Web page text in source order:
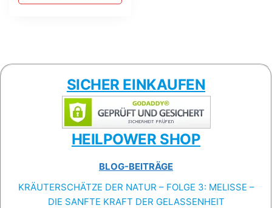
SICHER EINKAUFEN
HEILPOWER SHOP
BLOG-BEITRÄGE
KRÄUTERSCHÄTZE DER NATUR – FOLGE 3: MELISSE –
DIE SANFTE KRAFT DER GELASSENHEIT